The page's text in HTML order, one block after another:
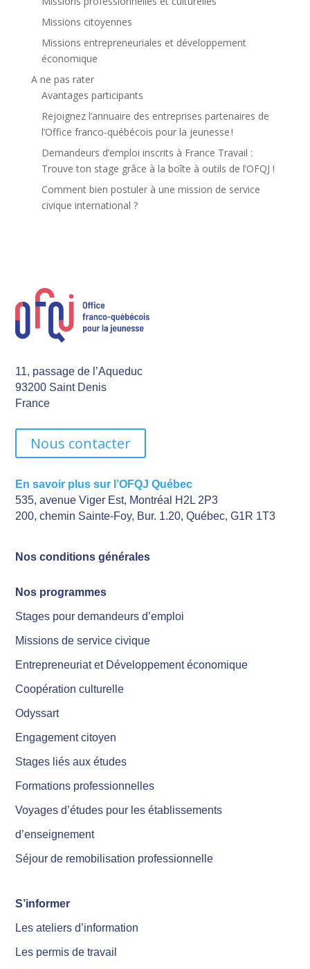
Missions citoyennes
Missions entrepreneuriales et développement
économique
A ne pas rater
Avantages participants
Rejoignez l’annuaire des entreprises partenaires de
l’Office franco-québécois pour la jeunesse !
Demandeurs d’emploi inscrits à France Travail :
Trouve ton stage grâce à la boîte à outils de l’OFQJ !
Comment bien postuler à une mission de service
civique international ?
11, passage de l’Aqueduc
93200 Saint Denis
France
Nous contacter
En savoir plus sur l’OFQJ Québec
535, avenue Viger Est, Montréal H2L 2P3
200, chemin Sainte-Foy, Bur. 1.20, Québec, G1R 1T3
Nos conditions générales
Nos programmes
Stages pour demandeurs d’emploi
Missions de service civique
Entrepreneuriat et Développement économique
Coopération culturelle
Odyssart
Engagement citoyen
Stages liés aux études
Formations professionnelles
Voyages d’études pour les établissements
d’enseignement
Séjour de remobilisation professionnelle
S’informer
Les ateliers d’information
Les permis de travail